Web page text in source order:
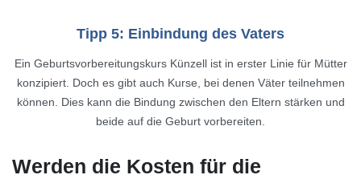
Tipp 5: Einbindung des Vaters
Ein Geburtsvorbereitungskurs Künzell ist in erster Linie für Mütter
konzipiert. Doch es gibt auch Kurse, bei denen Väter teilnehmen
können. Dies kann die Bindung zwischen den Eltern stärken und
beide auf die Geburt vorbereiten.
Werden die Kosten für die